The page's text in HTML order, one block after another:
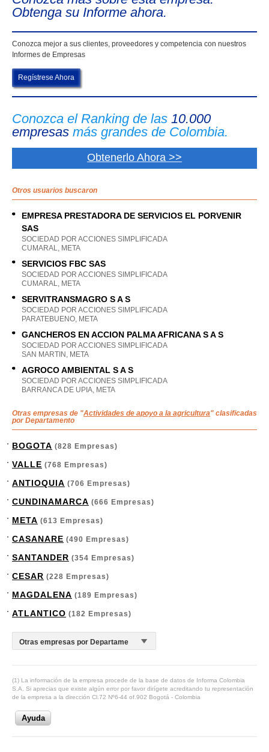
Obtenga su Informe ahora.
Conozca mejor a sus clientes, proveedores y competencia con nuestros
Informes de Empresas
Regístrese Ahora
Conozca el Ranking de las 10.000
empresas más grandes de Colombia.
Obtenerlo Ahora >>
Otros usuarios buscaron
EMPRESA PRESTADORA DE SERVICIOS EL PORVENIR
SAS
SOCIEDAD POR ACCIONES SIMPLIFICADA
CUMARAL, META
SERVICIOS FBC SAS
SOCIEDAD POR ACCIONES SIMPLIFICADA
CUMARAL, META
SERVITRANSMAGRO S A S
SOCIEDAD POR ACCIONES SIMPLIFICADA
PARATEBUENO, META
GANCHEROS EN ACCION PALMA AFRICANA S A S
SOCIEDAD POR ACCIONES SIMPLIFICADA
SAN MARTIN, META
AGROCO AMBIENTAL S A S
SOCIEDAD POR ACCIONES SIMPLIFICADA
BARRANCA DE UPIA, META
Otras empresas de "Actividades de apoyo a la agricultura" clasificadas
por Departamento
BOGOTA (828 Empresas)
VALLE (768 Empresas)
ANTIOQUIA (706 Empresas)
CUNDINAMARCA (666 Empresas)
META (613 Empresas)
CASANARE (490 Empresas)
SANTANDER (354 Empresas)
CESAR (228 Empresas)
MAGDALENA (189 Empresas)
ATLANTICO (182 Empresas)
(1) La información de la empresa procede de la base de datos de Informa Colombia
S.A. Si aprecias que existe algún error por favor dirígete acreditando tu representación
de la empresa a la dirección Cl.72 Nº6-44 of.902 Bogotá - Colombia
Ayuda